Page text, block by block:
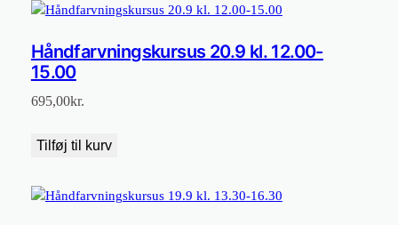
Håndfarvningskursus 20.9 kl. 12.00-
15.00
695,00kr.
Tilføj til kurv